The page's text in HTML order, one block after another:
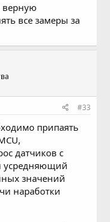
верную
все замеры за
#33
припаять
датчиков с
усредняющий
значений
наработки